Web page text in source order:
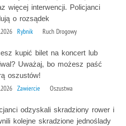
więcej interwencji. Policjanci
o rozsądek
Rybnik Ruch Drogowy
kupić bilet na koncert lub
Uważaj, bo możesz paść
oszustów!
Zawiercie Oszustwa
odzyskali skradziony rower i
kolejne skradzione jednoślady